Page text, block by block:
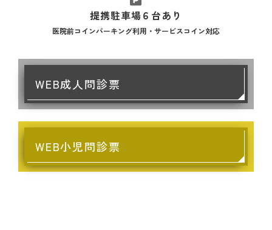
提携駐車場６台あり
医院前コインパーキング利用・サービスコイン対応
WEB成人問診票
WEB小児問診票